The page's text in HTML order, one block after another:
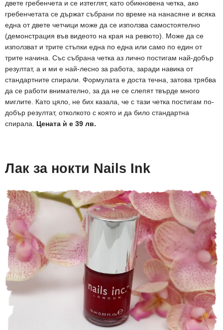
двете гребенчета и се изтеглят, като обикновена четка, ако
гребенчетата се държат събрани по време на нанасяне и всяка
една от двете четчици може да се използва самостоятелно
(демонстрация във видеото на края на ревюто). Може да се
използват и трите стъпки една по една или само по един от
трите начина. Със събрана четка аз лично постигам най-добър
резултат, а и ми е най-лесно за работа, заради навика от
стандартните спирали. Формулата е доста течна, затова трябва
да се работи внимателно, за да не се слепят твърде много
миглите. Като цяло, не бих казала, че с тази четка постигам по-
добър резултат, отколкото с която и да било стандартна
спирала. Цената ѝ е 39 лв.
Лак за нокти Nails Ink